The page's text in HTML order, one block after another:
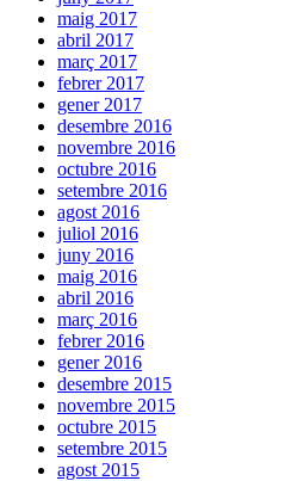
maig 2017
abril 2017
març 2017
febrer 2017
gener 2017
desembre 2016
novembre 2016
octubre 2016
setembre 2016
agost 2016
juliol 2016
juny 2016
maig 2016
abril 2016
març 2016
febrer 2016
gener 2016
desembre 2015
novembre 2015
octubre 2015
setembre 2015
agost 2015